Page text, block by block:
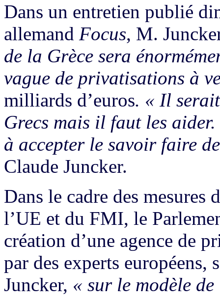
Dans un entretien publié
allemand Focus, M.
de la Grèce sera
vague de privatisations à
milliards d’euros. « Il
Grecs mais il faut les
à accepter le savoir faire
Claude Juncker.
Dans le cadre des mesures
l’UE et du FMI, le
création d’une agence de
par des experts européens,
Juncker, « sur le modèle